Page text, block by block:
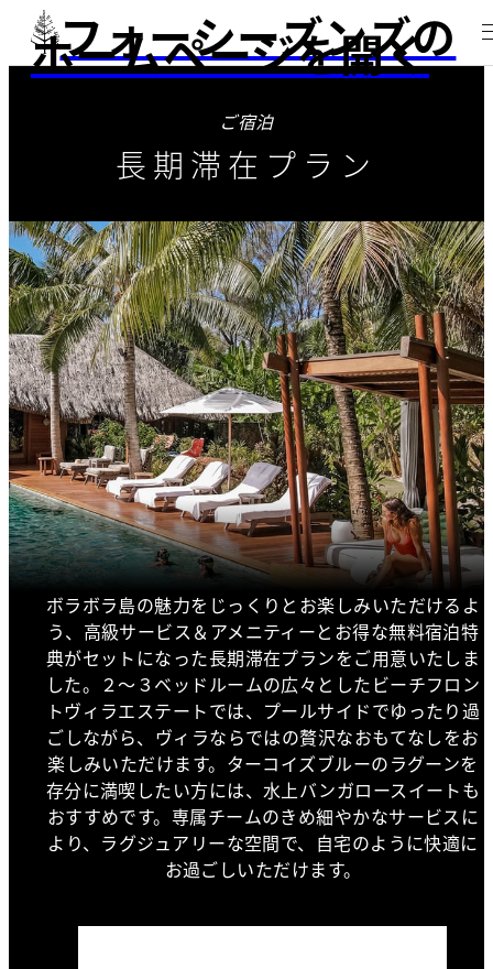
フォーシーズンズの
ホームページを開く
ご宿泊
長期滞在プラン
ボラボラ島の魅力をじっくりとお楽しみいただけるよ
う、高級サービス＆アメニティーとお得な無料宿泊特
典がセットになった長期滞在プランをご用意いたしま
した。２〜３ベッドルームの広々としたビーチフロン
トヴィラエステートでは、プールサイドでゆったり過
ごしながら、ヴィラならではの贅沢なおもてなしをお
楽しみいただけます。ターコイズブルーのラグーンを
存分に満喫したい方には、水上バンガロースイートも
おすすめです。専属チームのきめ細やかなサービスに
より、ラグジュアリーな空間で、自宅のように快適に
お過ごしいただけます。